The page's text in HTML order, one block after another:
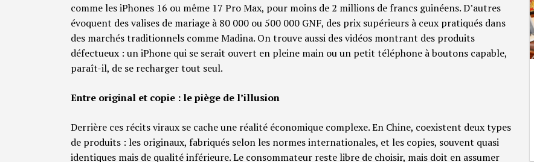
comme les iPhones 16 ou même 17 Pro Max, pour moins de 2 millions de francs guinéens. D’autres
évoquent des valises de mariage à 80 000 ou 500 000 GNF, des prix supérieurs à ceux pratiqués dans
des marchés traditionnels comme Madina. On trouve aussi des vidéos montrant des produits
défectueux : un iPhone qui se serait ouvert en pleine main ou un petit téléphone à boutons capable,
paraît-il, de se recharger tout seul.
Entre original et copie : le piège de l’illusion
Derrière ces récits viraux se cache une réalité économique complexe. En Chine, coexistent deux types
de produits : les originaux, fabriqués selon les normes internationales, et les copies, souvent quasi
identiques mais de qualité inférieure. Le consommateur reste libre de choisir, mais doit en assumer